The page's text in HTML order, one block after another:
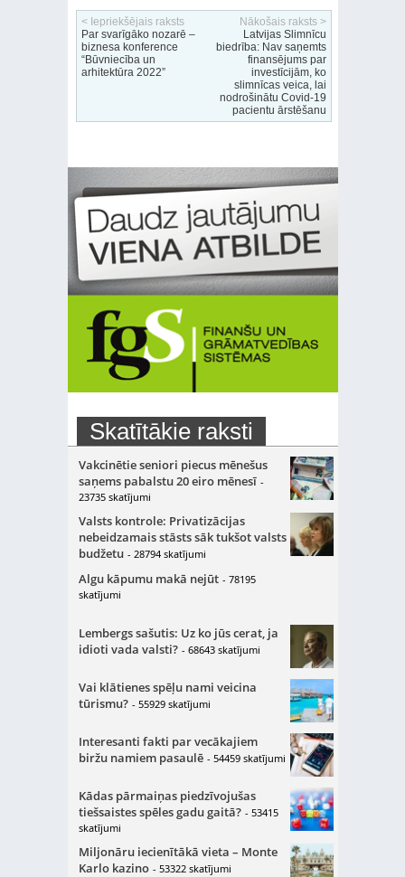
< Iepriekšējais raksts
Par svarīgāko nozarē –
biznesa konference
“Būvniecība un
arhitektūra 2022”
Nākošais raksts >
Latvijas Slimnīcu
biedrība: Nav saņemts
finansējums par
investīcijām, ko
slimnīcas veica, lai
nodrošinātu Covid-19
pacientu ārstēšanu
Skatītākie raksti
Vakcinētie seniori piecus mēnešus
saņems pabalstu 20 eiro mēnesī -
23735 skatījumi
Valsts kontrole: Privatizācijas
nebeidzamais stāsts sāk tukšot valsts
budžetu - 28794 skatījumi
Algu kāpumu makā nejūt - 78195
skatījumi
Lembergs sašutis: Uz ko jūs cerat, ja
idioti vada valsti? - 68643 skatījumi
Vai klātienes spēļu nami veicina
tūrismu? - 55929 skatījumi
Interesanti fakti par vecākajiem
biržu namiem pasaulē - 54459 skatījumi
Kādas pārmaiņas piedzīvojušas
tiešsaistes spēles gadu gaitā? - 53415
skatījumi
Miljonāru iecienītākā vieta – Monte
Karlo kazino - 53322 skatījumi